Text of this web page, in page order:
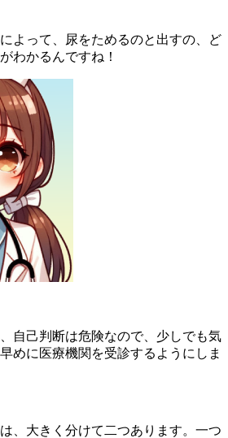
よって、尿をためるのと出すの、ど
わかるんですね！
自己判断は危険なので、少しでも気
めに医療機関を受診するようにしま
、大きく分けて二つあります。一つ